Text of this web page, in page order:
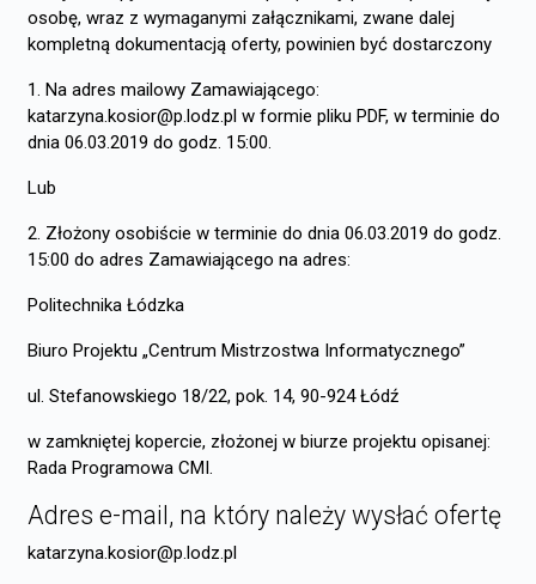
osobę, wraz z wymaganymi załącznikami, zwane dalej
kompletną dokumentacją oferty, powinien być dostarczony
1. Na adres mailowy Zamawiającego:
katarzyna.kosior@p.lodz.pl w formie pliku PDF, w terminie do
dnia 06.03.2019 do godz. 15:00.
Lub
2. Złożony osobiście w terminie do dnia 06.03.2019 do godz.
15:00 do adres Zamawiającego na adres:
Politechnika Łódzka
Biuro Projektu „Centrum Mistrzostwa Informatycznego”
ul. Stefanowskiego 18/22, pok. 14, 90-924 Łódź
w zamkniętej kopercie, złożonej w biurze projektu opisanej:
Rada Programowa CMI.
Adres e-mail, na który należy wysłać ofertę
katarzyna.kosior@p.lodz.pl